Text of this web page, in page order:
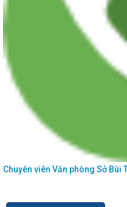
Chuyên viên Văn phòng SởBùi